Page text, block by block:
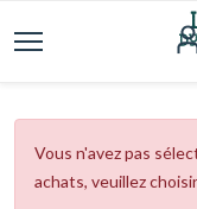
Vous n'avez pas
achats, veuillez